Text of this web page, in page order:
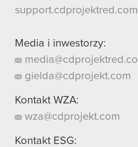
support.cdprojektred.com
Media i inwestorzy:
gielda@cdprojekt.com
Kontakt WZA:
wza@cdprojekt.com
Kontakt ESG: